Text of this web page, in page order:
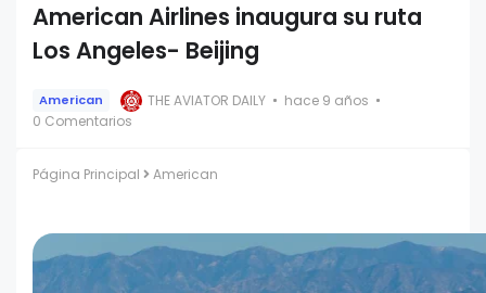
American Airlines inaugura su ruta
Los Angeles- Beijing
American THE AVIATOR DAILY
hace 9 años
0 Comentarios
Página Principal American